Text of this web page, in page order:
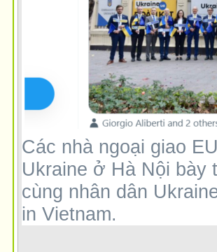
Các nhà ngoại giao
Ukraine ở Hà Nội bày
cùng nhân dân
in Vietnam.